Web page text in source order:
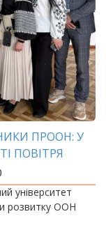
ПРООН: У
ПОВІТРЯ
університет
розвитку ООН